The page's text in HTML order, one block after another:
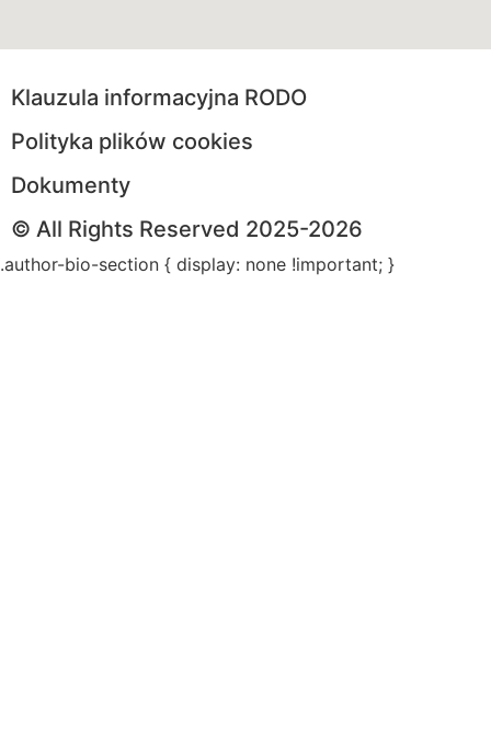
Klauzula informacyjna RODO
Polityka plików cookies
Dokumenty
© All Rights Reserved 2025-2026
.author-bio-section { display: none !important; }